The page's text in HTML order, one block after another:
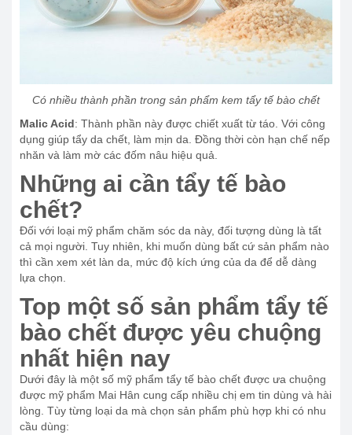
Có nhiều thành phần trong sản phẩm kem tẩy tế bào chết
Malic Acid: Thành phần này được chiết xuất từ táo. Với công
dụng giúp tẩy da chết, làm mịn da. Đồng thời còn hạn chế nếp
nhăn và làm mờ các đốm nâu hiệu quả.
Những ai cần tẩy tế bào
chết?
Đối với loại mỹ phẩm chăm sóc da này, đối tượng dùng là tất
cả mọi người. Tuy nhiên, khi muốn dùng bất cứ sản phẩm nào
thì cần xem xét làn da, mức độ kích ứng của da để dễ dàng
lựa chọn.
Top một số sản phẩm tẩy tế
bào chết được yêu chuộng
nhất hiện nay
Dưới đây là một số mỹ phẩm tẩy tế bào chết được ưa chuộng
được mỹ phẩm Mai Hân cung cấp nhiều chị em tin dùng và hài
lòng. Tùy từng loại da mà chọn sản phẩm phù hợp khi có nhu
cầu dùng: